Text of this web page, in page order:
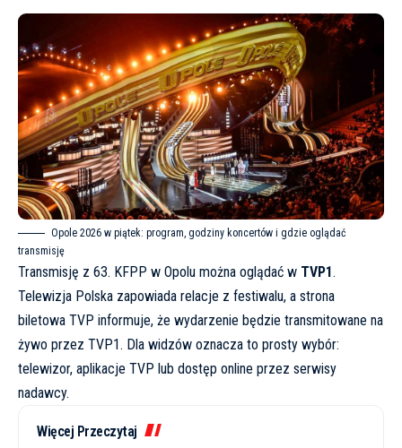
Opole 2026 w piątek: program, godziny koncertów i gdzie oglądać
transmisję
Transmisję z 63. KFPP w Opolu można oglądać w TVP1.
Telewizja Polska zapowiada relacje z festiwalu, a strona
biletowa TVP informuje, że wydarzenie będzie transmitowane na
żywo przez TVP1. Dla widzów oznacza to prosty wybór:
telewizor, aplikacje TVP lub dostęp online przez serwisy
nadawcy.
Więcej Przeczytaj